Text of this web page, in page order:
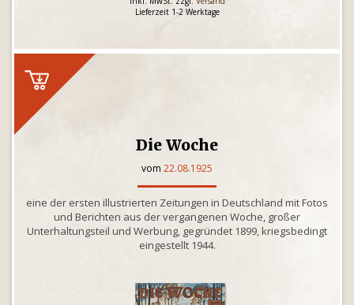
Lieferzeit 1-2 Werktage
Die Woche
vom 22.08.1925
eine der ersten illustrierten Zeitungen in Deutschland mit Fotos
und Berichten aus der vergangenen Woche, großer
Unterhaltungsteil und Werbung, gegründet 1899, kriegsbedingt
eingestellt 1944.